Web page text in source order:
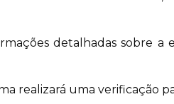
detalhadas sobre a
realizará uma verificação